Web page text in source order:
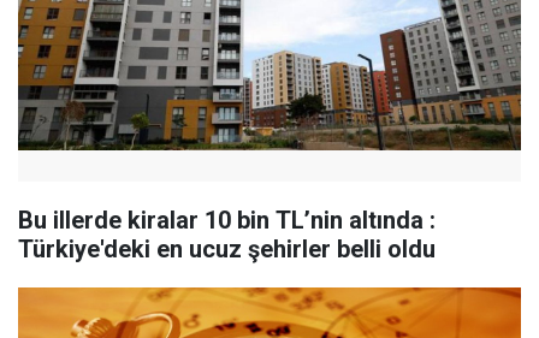
Bu illerde kiralar 10 bin TL’nin altında :
Türkiye'deki en ucuz şehirler belli oldu